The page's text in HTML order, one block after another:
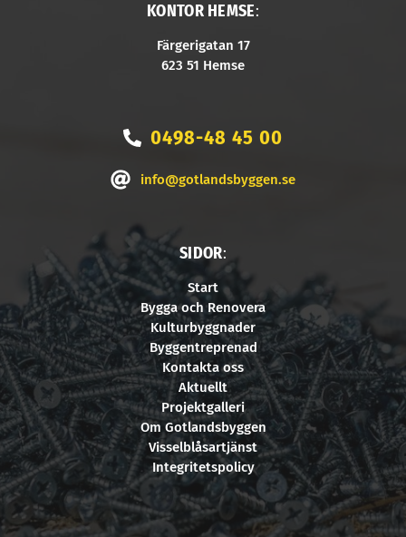
KONTOR HEMSE:
Färgerigatan 17
623 51 Hemse
0498-48 45 00
info@gotlandsbyggen.se
SIDOR:
Start
Bygga och Renovera
Kulturbyggnader
Byggentreprenad
Kontakta oss
Aktuellt
Projektgalleri
Om Gotlandsbyggen
Visselblåsartjänst
Integritetspolicy